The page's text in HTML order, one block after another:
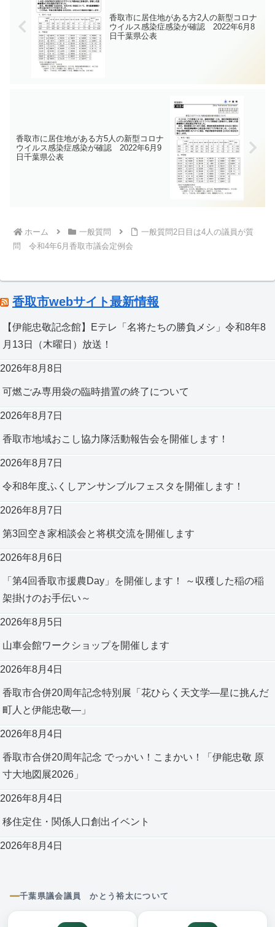
香取市に居住地がある方2人の新型コロナ
ウイルス感染症感染が確認 2022年6月8
日千葉県公表
香取市に居住地がある方5人の新型コロナ
ウイルス感染症感染が確認 2022年6月9
日千葉県公表
ホーム 一般質問
一般質問2日目は4人の議員が質
問 令和4年6月香取市議会定例会
香取市webサイト最新情報
【伊能忠敬記念館】Eテレ「名将たちの勝負メシ」令和8年8
月13日（木曜日）放送！
2026年8月8日
可燃ごみ専用袋の臨時措置の終了について
2026年8月7日
香取市地域おこし協力隊活動報告会を開催します！
2026年8月7日
令和8年度ふくしアンサンブルフェスタを開催します！
2026年8月7日
第3回空き家相談会と将棋交流を開催します
2026年8月6日
「第4回香取市援農Day」を開催します！ ～収穫した稲の稲
架掛けのお手伝い～
2026年8月5日
山車会館ワークショップを開催します
2026年8月4日
香取市合併20周年記念特別展「花ひらく天文学―星に挑んだ
町人と伊能忠敬―」
2026年8月4日
香取市合併20周年記念 でっかい！こまかい！「伊能忠敬 原
寸大地図展2026」
2026年8月4日
移住定住・関係人口創出イベント
2026年8月4日
千葉県議会議員 かとう裕太について